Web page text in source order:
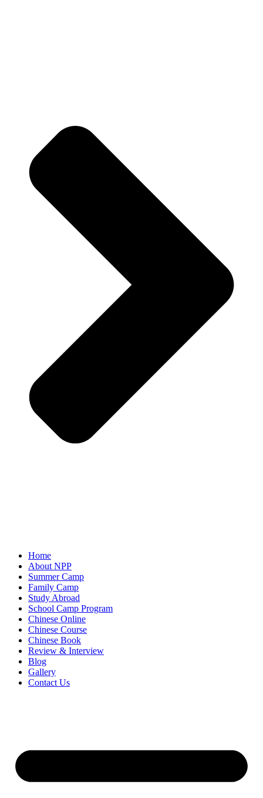
Home
About NPP
Summer Camp
Family Camp
Study Abroad
School Camp Program
Chinese Online
Chinese Course
Chinese Book
Review & Interview
Blog
Gallery
Contact Us